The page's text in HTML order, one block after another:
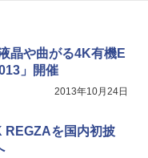
晶や曲がる4K有機E
」開催
2013年10月24日
REGZAを国内初披